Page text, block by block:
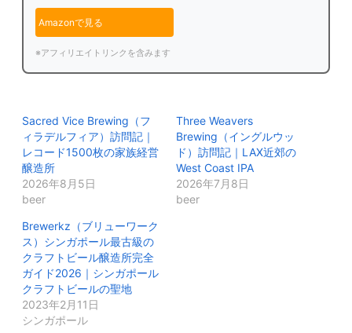
Amazonで見る
※アフィリエイトリンクを含みます
Sacred Vice Brewing（フ
ィラデルフィア）訪問記｜
レコード1500枚の家族経営
醸造所
2026年8月5日
beer
Three Weavers
Brewing（イングルウッ
ド）訪問記｜LAX近郊の
West Coast IPA
2026年7月8日
beer
Brewerkz（ブリューワーク
ス）シンガポール最古級の
クラフトビール醸造所完全
ガイド2026｜シンガポール
クラフトビールの聖地
2023年2月11日
シンガポール